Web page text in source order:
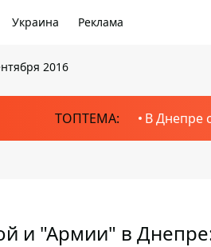
Украина Реклама
2016
ТОПТЕМА: В Днепре
и "Армии" в